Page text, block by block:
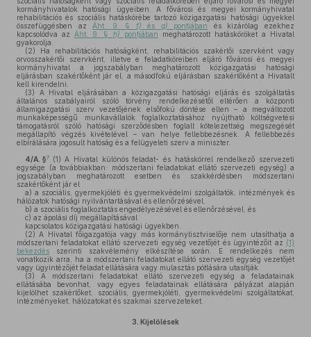
kormányhivatalok hatósági ügyeiben. A fővárosi és megyei kormányhivatal
rehabilitációs és szociális hatáskörébe tartozó közigazgatási hatósági ügyekkel
összefüggésben az Áht. 9. § f) és g) pontjában
és kizárólag ezekhez
kapcsolódva az Áht. 9. § h) pontjában meghatározott hatásköröket a Hivatal
gyakorolja.
(2) Ha rehabilitációs hatóságként, rehabilitációs szakértői szervként vagy
orvosszakértői szervként, illetve e feladatköreiben eljáró fővárosi és megyei
kormányhivatal a jogszabályban meghatározott közigazgatási hatósági
eljárásban szakértőként jár el, a másodfokú eljárásban szakértőként a Hivatalt
kell kirendelni.
(3) A Hivatal eljárásában a közigazgatási hatósági eljárás és szolgáltatás
általános szabályairól szóló törvény rendelkezésétől eltérően a központi
államigazgatási szerv vezetőjének elsőfokú döntése ellen – a megváltozott
munkaképességű munkavállalók foglalkoztatásához nyújtható költségvetési
támogatásról szóló hatósági szerződésben foglalt kötelezettség megszegését
megállapító végzés kivételével – van helye fellebbezésnek. A fellebbezés
elbírálására jogosult hatóság és a felügyeleti szerv a miniszter.
4/A. §7 (1) A Hivatal különös feladat- és hatáskörrel rendelkező szervezeti
egysége (a továbbiakban: módszertani feladatokat ellátó szervezeti egység) a
jogszabályban meghatározott esetben és szakkérdésben módszertani
szakértőként jár el
a) a szociális, gyermekjóléti és gyermekvédelmi szolgáltatók, intézmények és
hálózatok hatósági nyilvántartásával és ellenőrzésével,
b) a szociális foglalkoztatás engedélyezésével és ellenőrzésével, és
c) az ápolási díj megállapításával
kapcsolatos közigazgatási hatósági ügyekben.
(2) A Hivatal főigazgatója vagy más kormánytisztviselője nem utasíthatja a
módszertani feladatokat ellátó szervezeti egység vezetőjét és ügyintézőit az (1)
bekezdés szerinti szakvélemény elkészítése során. E rendelkezés nem
vonatkozik arra, ha a módszertani feladatokat ellátó szervezeti egység vezetőjét
vagy ügyintézőjét feladat ellátására vagy mulasztás pótlására utasítják.
(3) A módszertani feladatokat ellátó szervezeti egység a feladatainak
ellátásába bevonhat, vagy egyes feladatainak ellátására pályázat alapján
kijelölhet szakértőket, szociális, gyermekjóléti, gyermekvédelmi szolgáltatókat,
intézményeket, hálózatokat és szakmai szervezeteket.
3. Kijelölések